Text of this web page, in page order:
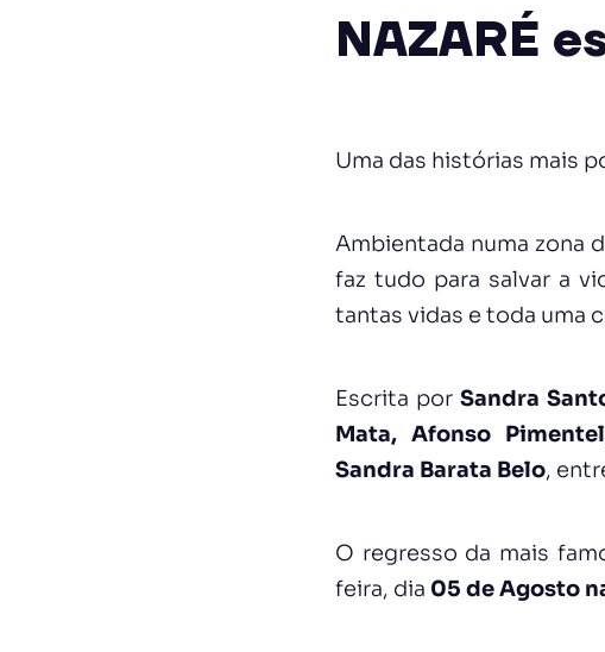
NAZARÉ
Uma das histórias mais
Ambientada numa zona
faz tudo para salvar a
tantas vidas e toda uma
Escrita por Sandra
Mata, Afonso
Sandra Barata Belo,
O regresso da mais
feira, dia 05 de Agosto